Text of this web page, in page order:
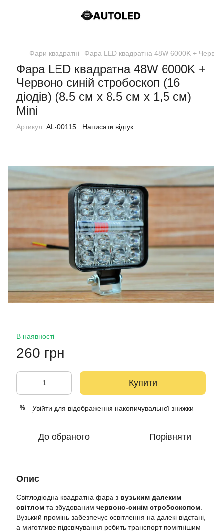
Фари квадратні Фара LED квадратна 48W 6000K +
Фара LED квадратна 48W 6000K +
Червоно синій стробоскоп (16
діодів) (8.5 см х 8.5 см х 1,5 см)
Mini
Артикул: AL-00115 Написати відгук
В наявності
260 грн
Купити
% Увійти для відображення накопичувальної знижки
До обраного Порівняти
Опис
Світлодіодна квадратна фара з вузьким далеким
світлом та вбудованим червоно-синім стробоскопом
Вузький промінь забезпечує освітлення на далекі відстані,
а миготливе підсвічування робить транспорт помітнішим